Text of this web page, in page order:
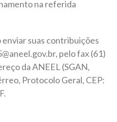
na referida
suas contribuições
pelo fax (61)
da ANEEL (SGAN,
Protocolo Geral, CEP: